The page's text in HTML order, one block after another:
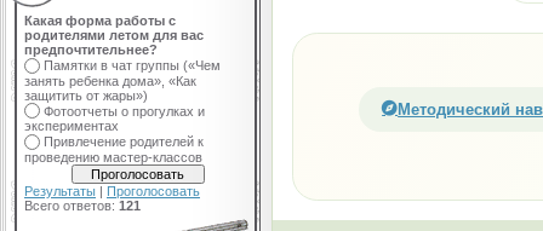
Какая форма работы с
родителями летом для вас
предпочтительнее?
Памятки в чат группы («Чем
занять ребенка дома», «Как
защитить от жары»)
Фотоотчеты о прогулках и
экспериментах
Привлечение родителей к
проведению мастер-классов
Результаты | Проголосовать
Всего ответов: 121
Методический